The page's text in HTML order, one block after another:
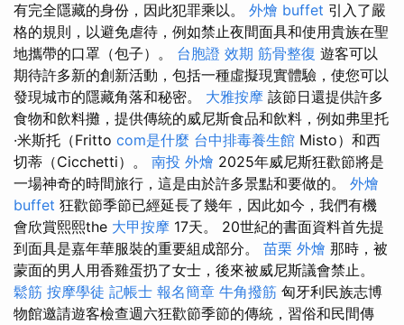
有完全隱藏的身份，因此犯罪乘以。 外燴 buffet 引入了嚴
格的規則，以避免虐待，例如禁止夜間面具和使用貴族在聖
地攜帶的口罩（包子）。 台胞證 效期 筋骨整復 遊客可以
期待許多新的創新活動，包括一種虛擬現實體驗，使您可以
發現城市的隱藏角落和秘密。 大雅按摩 該節日還提供許多
食物和飲料攤，提供傳統的威尼斯食品和飲料，例如弗里托
·米斯托（Fritto com是什麼 台中排毒養生館 Misto）和西
切蒂（Cicchetti）。 南投 外燴 2025年威尼斯狂歡節將是
一場神奇的時間旅行，這是由於許多景點和要做的。 外燴
buffet 狂歡節季節已經延長了幾年，因此如今，我們有機
會欣賞熙熙the 大甲按摩 17天。 20世紀的書面資料首先提
到面具是嘉年華服裝的重要組成部分。 苗栗 外燴 那時，被
蒙面的男人用香雞蛋扔了女士，後來被威尼斯議會禁止。
鬆筋 按摩學徒 記帳士 報名簡章 牛角撥筋 匈牙利民族志博
物館邀請遊客檢查週六狂歡節季節的傳統，習俗和民間傳